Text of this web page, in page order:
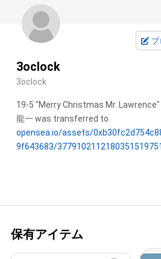
3oclock
3oclock
19-5 "Merry Christmas Mr.
opensea.io/assets/
9f643683/
保有アイテム